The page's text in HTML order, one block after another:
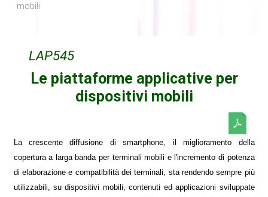
mobili
LAP545
Le piattaforme applicative per
dispositivi mobili
La crescente diffusione di smartphone, il miglioramento della
copertura a larga banda per terminali mobili e l'incremento di potenza
di elaborazione e compatibilità dei terminali, sta rendendo sempre più
utilizzabili, su dispositivi mobili, contenuti ed applicazioni sviluppate